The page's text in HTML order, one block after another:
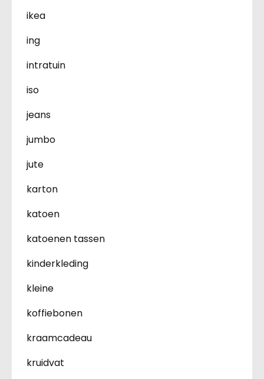
ikea
ing
intratuin
iso
jeans
jumbo
jute
karton
katoen
katoenen tassen
kinderkleding
kleine
koffiebonen
kraamcadeau
kruidvat